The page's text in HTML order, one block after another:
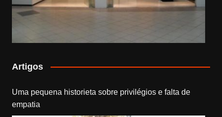
Artigos
Uma pequena historieta sobre privilégios e falta de
empatia